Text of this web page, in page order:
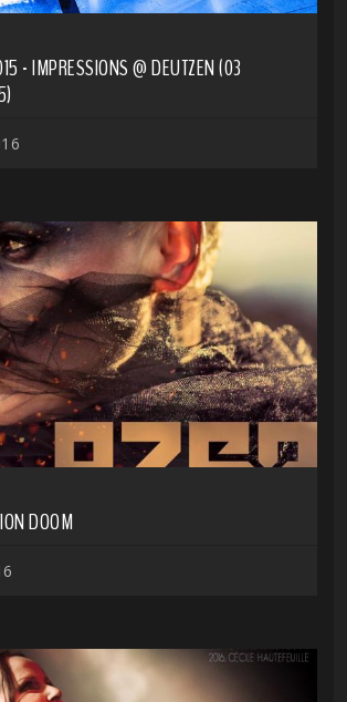
- IMPRESSIONS @ DEUTZEN (03
DOOM